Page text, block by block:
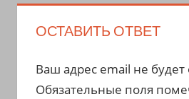
ОСТАВИТЬ ОТВЕТ
Ваш адрес email не
Обязательные поля